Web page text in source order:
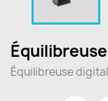
Équilibreuse